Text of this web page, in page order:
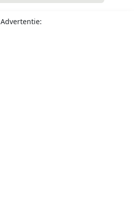
Advertentie: